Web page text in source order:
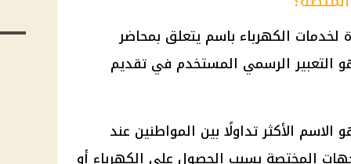
الكهرباء باسم يتعلق بمحاضر
التعبير الرسمي المستخدم في تقديم
الأكثر تداولًا بين المواطنين عند
المختصة بسبب الحصول على الكهرباء أو